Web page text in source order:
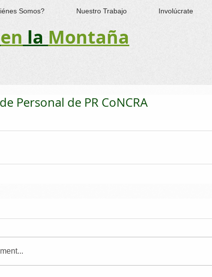
Somos? Nuestro Trabajo Involúcrate
en la Montaña​
Personal de PR CoNCRA